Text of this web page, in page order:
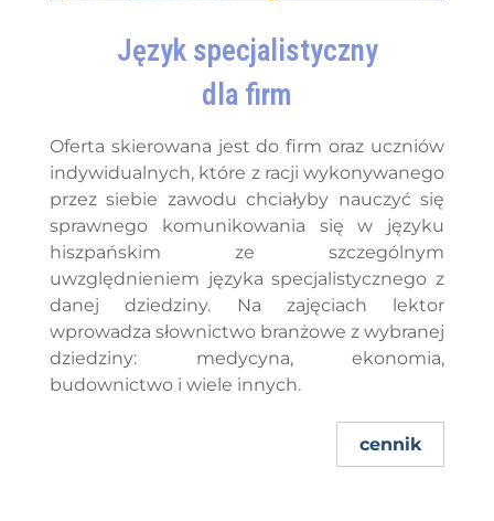
Język specjalistyczny
dla firm
Oferta skierowana jest do firm oraz uczniów
indywidualnych, które z racji wykonywanego
przez siebie zawodu chciałyby nauczyć się
sprawnego komunikowania się w języku
hiszpańskim ze szczególnym
uwzględnieniem języka specjalistycznego z
danej dziedziny. Na zajęciach lektor
wprowadza słownictwo branżowe z wybranej
dziedziny: medycyna, ekonomia,
budownictwo i wiele innych.
cennik